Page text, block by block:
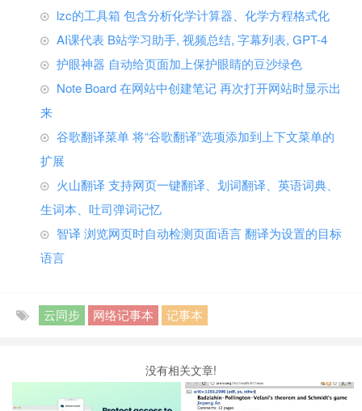
lzc的工具箱 包含分析化学计算器、化学方程格式化
AI课代表 B站学习助手, 视频总结, 字幕列表, GPT-4
护眼神器 自动给页面加上保护眼睛的豆沙绿色
Note Board 在网站中创建笔记 再次打开网站时显示出
来
谷歌翻译菜单 将“谷歌翻译”选项添加到上下文菜单的
扩展
火山翻译 支持网页一键翻译、划词翻译、英语词典、
生词本、吐司弹词记忆
智译 浏览网页时自动检测页面语言 翻译为设置的目标
语言
云同步 网络记事本 记事本
没有相关文章!